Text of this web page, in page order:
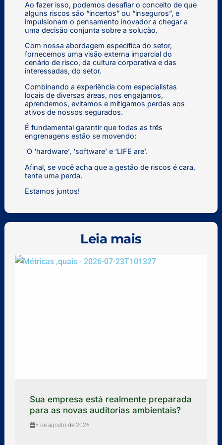
Ao fazer isso, podemos desafiar o conceito de que
alguns riscos são “incertos” ou “inseguros”, e
impulsionam o pensamento inovador a chegar a
uma decisão conjunta sobre a solução.
Com nossa abordagem específica do setor,
fornecemos uma visão externa imparcial do
cenário de risco, da cultura corporativa e das
interessadas, do setor.
Combinando a experiência com especialistas
locais de diversas áreas, nos engajamos,
aprendemos, evitamos e mitigamos perdas aos
ativos de nossos segurados.
É fundamental garantir que todas as três
engrenagens estão se movendo:
O ‘hardware’, ‘software’ e ‘LIFE are’.
Afinal, se você acha que a gestão de riscos é cara,
tente uma perda.
Estamos juntos!
Leia mais
Sua empresa está realmente preparada
para as novas auditorias ambientais?
5 de agosto de 2026